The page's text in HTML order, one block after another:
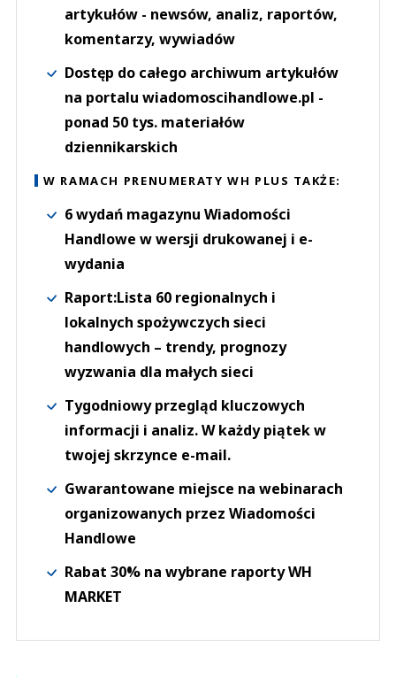
artykułów - newsów, analiz, raportów,
komentarzy, wywiadów
Dostęp do całego archiwum artykułów
na portalu wiadomoscihandlowe.pl -
ponad 50 tys. materiałów
dziennikarskich
W RAMACH PRENUMERATY WH PLUS TAKŻE:
6 wydań magazynu Wiadomości
Handlowe w wersji drukowanej i e-
wydania
Raport:Lista 60 regionalnych i
lokalnych spożywczych sieci
handlowych – trendy, prognozy
wyzwania dla małych sieci
Tygodniowy przegląd kluczowych
informacji i analiz. W każdy piątek w
twojej skrzynce e-mail.
Gwarantowane miejsce na webinarach
organizowanych przez Wiadomości
Handlowe
Rabat 30% na wybrane raporty WH
MARKET